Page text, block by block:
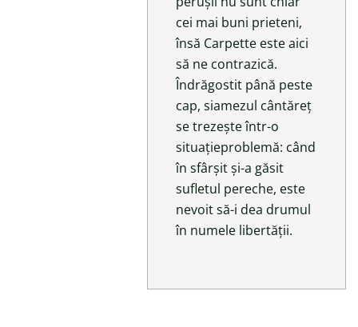
cei mai buni prieteni,
însă Carpette este aici
să ne contrazică.
Îndrăgostit până peste
cap, siamezul cântăreț
se trezește într-o
situațieproblemă: când
în sfârșit și-a găsit
sufletul pereche, este
nevoit să-i dea drumul
în numele libertății.